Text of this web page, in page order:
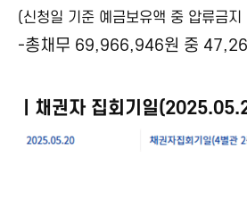
(신청일 기준 예금보유액 중 압류금
-총채무 69,966,946원 중
ㅣ채권자 집회기일